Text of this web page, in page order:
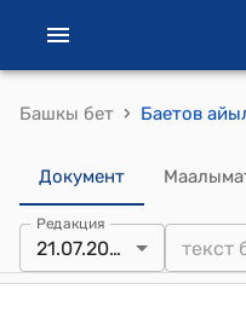
Башкы бет ›
Документ
Редакция
21.07.2021